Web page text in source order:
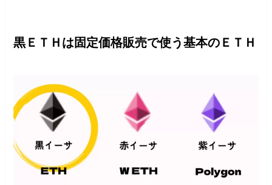
黒ＥＴＨは固定価格販売で使う基本のＥＴＨ